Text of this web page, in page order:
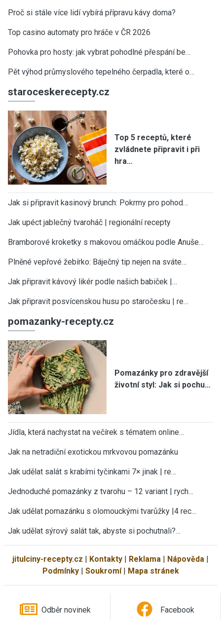
Proč si stále více lidí vybírá přípravu kávy doma?
Top casino automaty pro hráče v ČR 2026
Pohovka pro hosty: jak vybrat pohodlné přespání be…
Pět výhod průmyslového tepelného čerpadla, které o…
staroceskerecepty.cz
Top 5 receptů, které
zvládnete připravit i při
hra…
Jak si připravit kasinový brunch: Pokrmy pro pohod…
Jak upéct jablečný tvaroháč | regionální recepty
Bramborové kroketky s makovou omáčkou podle Anuše…
Plněné vepřové žebírko: Báječný tip nejen na sváte…
Jak připravit kávový likér podle našich babiček |…
Jak připravit posvícenskou husu po staročesku | re…
pomazanky-recepty.cz
Pomazánky pro zdravější
životní styl: Jak si pochu…
Jídla, která nachystat na večírek s tématem online…
Jak na netradiční exotickou mrkvovou pomazánku
Jak udělat salát s krabími tyčinkami 7× jinak | re…
Jednoduché pomazánky z tvarohu – 12 variant | rych…
Jak udělat pomazánku s olomouckými tvarůžky |4 rec…
Jak udělat sýrový salát tak, abyste si pochutnali?…
jitulciny-recepty.cz | Kontakty | Reklama | Nápověda |
Podmínky| Soukromí| Mapa stránek
Odběr novinek Facebook